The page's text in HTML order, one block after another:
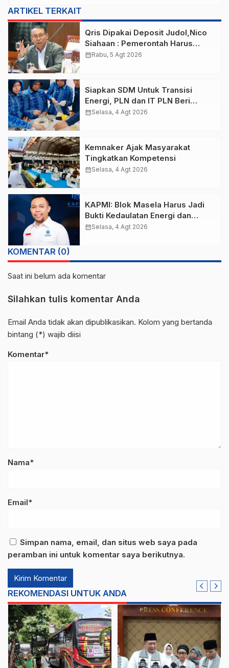
ARTIKEL TERKAIT
Qris Dipakai Deposit Judol,Nico
Siahaan : Pemerontah Harus
Putuskan Aliran Dana
calendar_monthRabu, 5 Agt 2026
Siapkan SDM Untuk Transisi
Energi, PLN dan IT PLN Beri
Pelatihan Energi Terbarukan Bagi
calendar_monthSelasa, 4 Agt 2026
Kemnaker Ajak Masyarakat
Tingkatkan Kompetensi
calendar_monthSelasa, 4 Agt 2026
KAPMI: Blok Masela Harus Jadi
Bukti Kedaulatan Energi dan
Kesejahteraan Ala Prabowo
calendar_monthSelasa, 4 Agt 2026
KOMENTAR (0)
Saat ini belum ada komentar
Silahkan tulis komentar Anda
Email Anda tidak akan dipublikasikan. Kolom yang bertanda
bintang (*) wajib diisi
Komentar*
Nama*
Email*
Simpan nama, email, dan situs web saya pada
peramban ini untuk komentar saya berikutnya.
REKOMENDASI UNTUK ANDA